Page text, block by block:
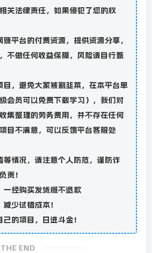
关法律责任，如果侵犯了您的权
平台的付费资源，提供资源分享，
不做任何收益保障，风险请自行甄
，避免大家被割韭菜，在本平台单
会员可以免费下载学习），我们对
集整理的劳务费用，并不存在任何
目不满意，可以反馈平台客服处
情况，请注意个人防范，谨防诈
责！
经购买发货概不退款
少试错成本！
的项目，日进斗金！
THE END